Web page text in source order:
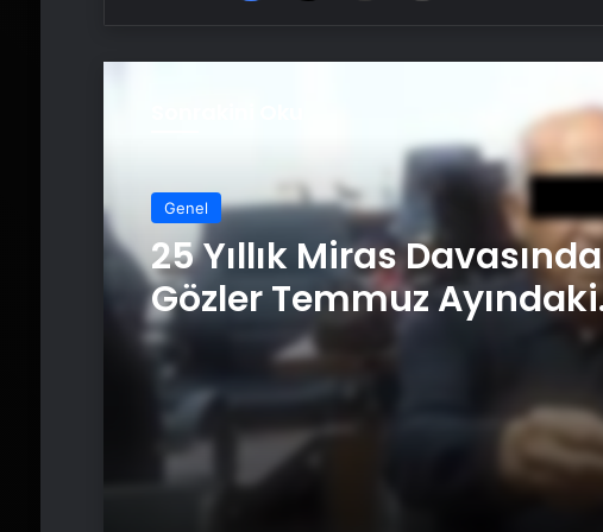
Genel
25 Yıllık Miras Davasında
Gözler Temmuz Ayındaki
Karar Duruşmasına
Çevrildi